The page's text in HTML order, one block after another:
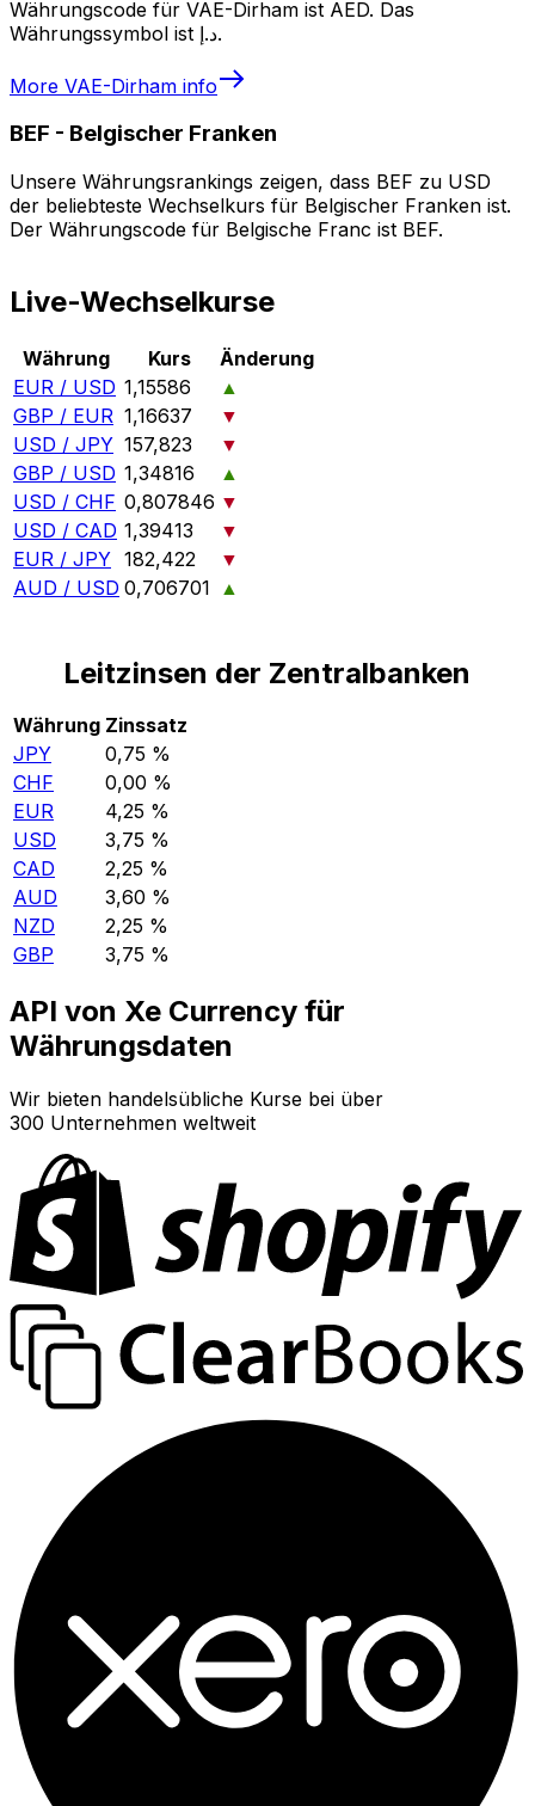
Währungscode für VAE-Dirham ist AED. Das
Währungssymbol ist د.إ.
More VAE-Dirham info
BEF - Belgischer Franken
Unsere Währungsrankings zeigen, dass BEF zu USD
der beliebteste Wechselkurs für Belgischer Franken ist.
Der Währungscode für Belgische Franc ist BEF.
Live-Wechselkurse
Währung Kurs
Änderung
EUR / USD 1,15586
▲
GBP / EUR 1,16637
▼
USD / JPY 157,823
▼
GBP / USD 1,34816
▲
USD / CHF 0,807846 ▼
USD / CAD 1,39413
▼
EUR / JPY 182,422
▼
AUD / USD 0,706701 ▲
Leitzinsen der Zentralbanken
Währung Zinssatz
JPY
0,75 %
CHF
0,00 %
EUR
4,25 %
USD
3,75 %
CAD
2,25 %
AUD
3,60 %
NZD
2,25 %
GBP
3,75 %
API von Xe Currency für
Währungsdaten
Wir bieten handelsübliche Kurse bei über
300 Unternehmen weltweit